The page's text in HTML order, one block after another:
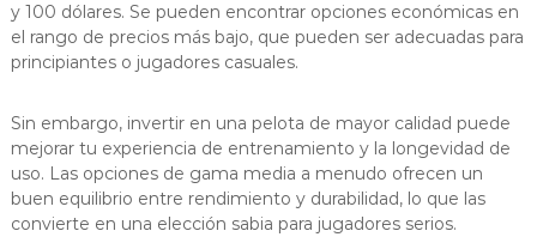
y 100 dólares. Se pueden encontrar opciones económicas en
el rango de precios más bajo, que pueden ser adecuadas para
principiantes o jugadores casuales.
Sin embargo, invertir en una pelota de mayor calidad puede
mejorar tu experiencia de entrenamiento y la longevidad de
uso. Las opciones de gama media a menudo ofrecen un
buen equilibrio entre rendimiento y durabilidad, lo que las
convierte en una elección sabia para jugadores serios.